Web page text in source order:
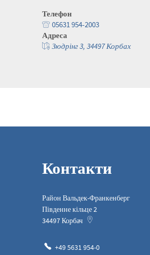
Телефон
05631 954-2003
Адреса
Зюдрінг 3, 34497 Корбах
Контакти
Район Вальдек-Франкенберг
Південне кільце 2
34497Корбач
+49 5631 954-0